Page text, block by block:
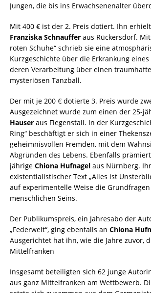
Jungen, die bis ins Erwachsenenalter
Mit 400 € ist der 2. Preis dotiert. Ihn
Franziska Schnauffer aus Rückersdorf.
roten Schuhe“ schrieb sie eine
Kurzgeschichte über die Erkrankung
deren Verarbeitung über einen
mysteriösen Tanzball.
Der mit je 200 € dotierte 3. Preis wurde
Ausgezeichnet wurde zum einen der 25-
Hauser aus Fiegenstall. In der
Ring“ beschäftigt er sich in einer
geheimnisvollen Fremden, mit dem
Abgründen des Lebens. Ebenfalls
jährige Chiona Hufnagel aus Nürnberg. Ihr
existentialistischer Text „Alles ist
auf experimentelle Weise die Grundfragen
menschlichen Seins.
Der Publikumspreis, ein Jahresabo der
„Federwelt“, ging ebenfalls an Chiona
Ausgerichtet hat ihn, wie die Jahre zuvor,
Mittelfranken
Insgesamt beteiligten sich 62 junge
aus ganz Mittelfranken am Wettbewerb.